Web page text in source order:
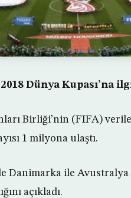
Dünya Kupası’na
Birliği’nin (FIFA)
1 milyona ulaştı.
Danimarka ile Avustralya
açıkladı.